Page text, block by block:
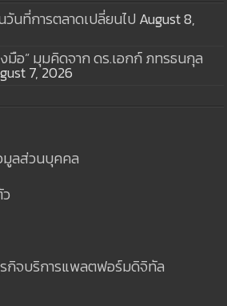
วันที่การตลาดเปลี่ยนไป August 8,
งมือ” มุมคิดจาก ดร.เอกก์ ภทรธนกุล
7, 2026
มูลส่วนบุคคล
กิจบริการแพลตฟอร์มดิจิทัล